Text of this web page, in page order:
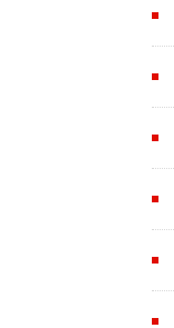
p
ä
ä
t